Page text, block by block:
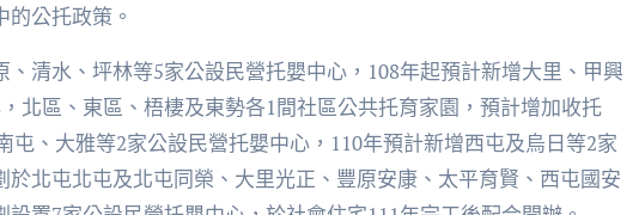
公托政策。
清水、坪林等5家公設民營托嬰中心，108年起預計新增大里、甲興
北區、東區、梧棲及東勢各1間社區公共托育家園，預計增加收托
屯、大雅等2家公設民營托嬰中心，110年預計新增西屯及烏日等2家
北屯北屯及北屯同榮、大里光正、豐原安康、太平育賢、西屯國安